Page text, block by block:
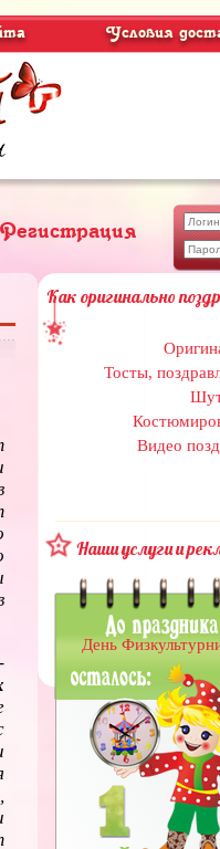
Условия
Регистрация
Как оригинально
Тосты,
Видео
Наши услуги и
День